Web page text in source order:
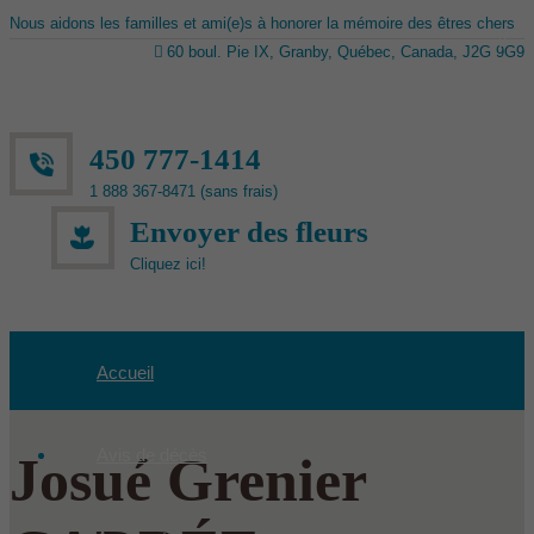
Nous aidons les familles et ami(e)s à honorer la mémoire des êtres chers
60 boul. Pie IX, Granby, Québec, Canada, J2G 9G9
450 777-1414
1 888 367-8471 (sans frais)
Envoyer des fleurs
Cliquez ici!
Accueil
Avis de décès
Josué Grenier